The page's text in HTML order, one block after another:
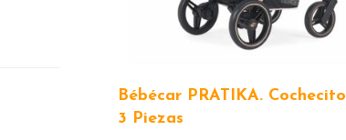
Bébécar PRATIKA. Cochecito
3 Piezas